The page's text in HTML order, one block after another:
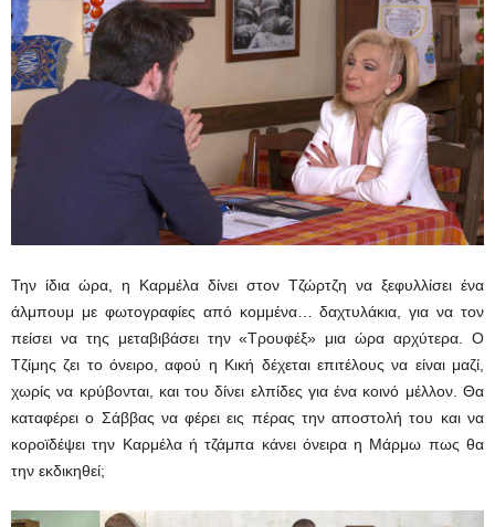
Την ίδια ώρα, η Καρμέλα δίνει στον Τζώρτζη να ξεφυλλίσει ένα
άλμπουμ με φωτογραφίες από κομμένα… δαχτυλάκια, για να τον
πείσει να της μεταβιβάσει την «Τρουφέξ» μια ώρα αρχύτερα. Ο
Τζίμης ζει το όνειρο, αφού η Κική δέχεται επιτέλους να είναι μαζί,
χωρίς να κρύβονται, και του δίνει ελπίδες για ένα κοινό μέλλον. Θα
καταφέρει ο Σάββας να φέρει εις πέρας την αποστολή του και να
κοροϊδέψει την Καρμέλα ή τζάμπα κάνει όνειρα η Μάρμω πως θα
την εκδικηθεί;